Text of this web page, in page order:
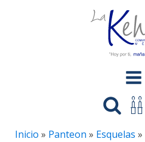
Inicio » Panteon » Esquelas »